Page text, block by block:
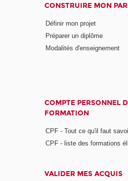
CONSTRUIRE MON
Définir mon projet
Préparer un diplôme
Modalités d'enseignement
COMPTE PERSONNEL
FORMATION
CPF - Tout ce qu'il faut
CPF - liste des formations
VALIDER MES ACQUIS